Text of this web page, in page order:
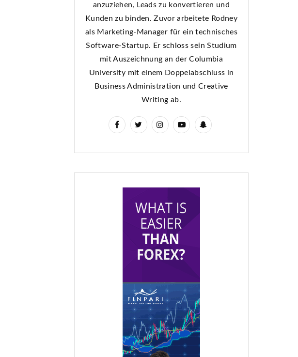
anzuziehen, Leads zu konvertieren und
Kunden zu binden. Zuvor arbeitete Rodney
als Marketing-Manager für ein technisches
Software-Startup. Er schloss sein Studium
mit Auszeichnung an der Columbia
University mit einem Doppelabschluss in
Business Administration und Creative
Writing ab.